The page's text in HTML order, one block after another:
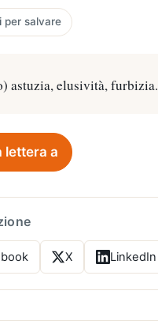
per salvare
astuzia, elusività, furbizia.
lettera a
X LinkedIn